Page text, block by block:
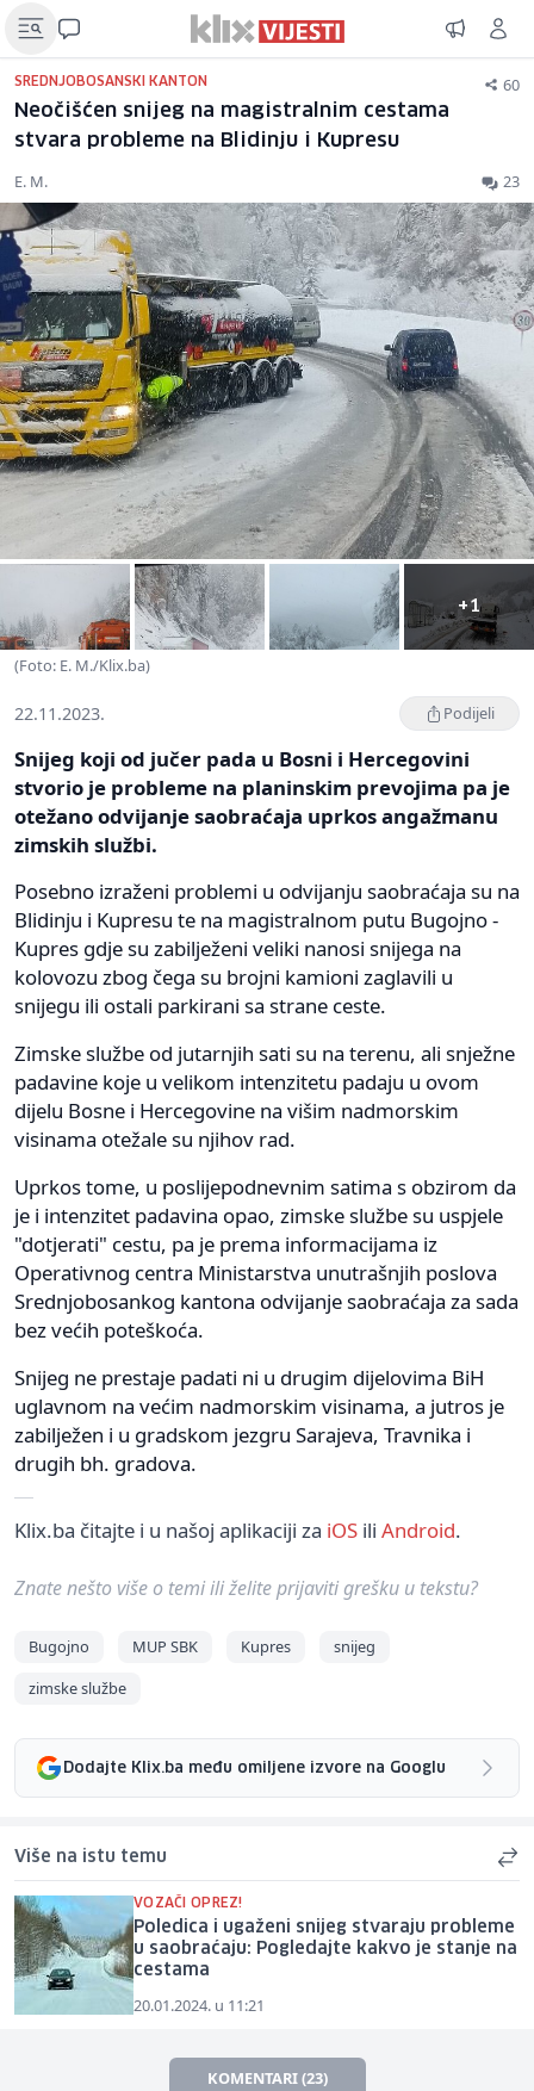
SREDNJOBOSANSKI KANTON 60
Neočišćen snijeg na magistralnim cestama
stvara probleme na Blidinju i Kupresu
E. M. 23
+1
(Foto: E. M./Klix.ba)
22.11.2023. Podijeli
Snijeg koji od jučer pada u Bosni i Hercegovini
stvorio je probleme na planinskim prevojima pa je
otežano odvijanje saobraćaja uprkos angažmanu
zimskih službi.
Posebno izraženi problemi u odvijanju saobraćaja su na
Blidinju i Kupresu te na magistralnom putu Bugojno -
Kupres gdje su zabilježeni veliki nanosi snijega na
kolovozu zbog čega su brojni kamioni zaglavili u
snijegu ili ostali parkirani sa strane ceste.
Zimske službe od jutarnjih sati su na terenu, ali snježne
padavine koje u velikom intenzitetu padaju u ovom
dijelu Bosne i Hercegovine na višim nadmorskim
visinama otežale su njihov rad.
Uprkos tome, u poslijepodnevnim satima s obzirom da
je i intenzitet padavina opao, zimske službe su uspjele
"dotjerati" cestu, pa je prema informacijama iz
Operativnog centra Ministarstva unutrašnjih poslova
Srednjobosankog kantona odvijanje saobraćaja za sada
bez većih poteškoća.
Snijeg ne prestaje padati ni u drugim dijelovima BiH
uglavnom na većim nadmorskim visinama, a jutros je
zabilježen i u gradskom jezgru Sarajeva, Travnika i
drugih bh. gradova.
Klix.ba čitajte i u našoj aplikaciji za iOS ili Android.
Znate nešto više o temi ili želite prijaviti grešku u tekstu?
Bugojno MUP SBK Kupres
snijeg
zimske službe
Dodajte Klix.ba među omiljene izvore na Googlu
Više na istu temu
VOZAČI OPREZ!
Poledica i ugaženi snijeg stvaraju probleme
u saobraćaju: Pogledajte kakvo je stanje na
cestama
20.01.2024. u 11:21
KOMENTARI (23)